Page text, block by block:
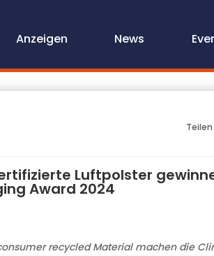
Anzeigen News
Teilen
Luftpolster
Award 2024
recycled Material machen die